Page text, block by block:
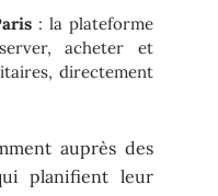
: la plateforme
acheter et
directement
auprès des
planifient leur